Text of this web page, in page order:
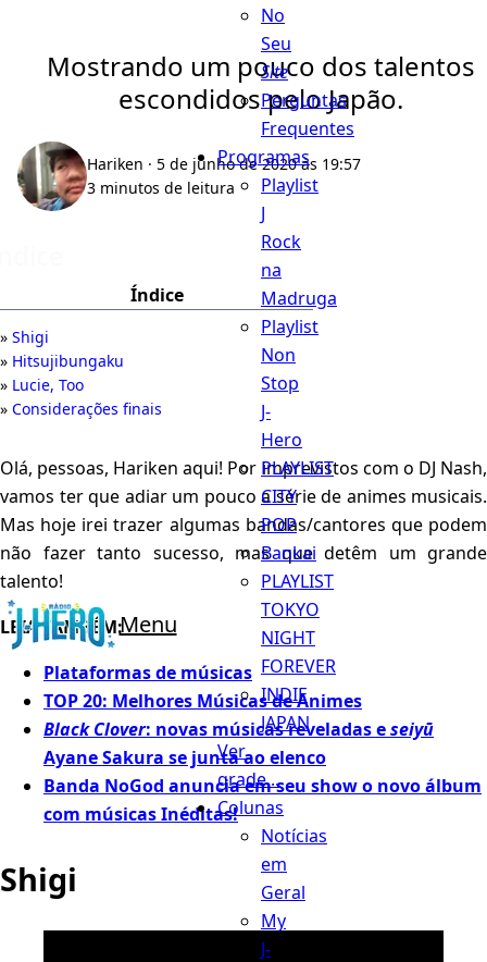
Menu
No
Seu
Site
Perguntas
Frequentes
Programas
Playlist
J
Rock
na
Madruga
Playlist
Non
Stop
J-
Hero
PLAYLIST
CITY
POP
Bankai
PLAYLIST
TOKYO
NIGHT
FOREVER
INDIE
JAPAN
Ver
grade...
Colunas
Notícias
em
Geral
My
J-
Mostrando um pouco dos talentos
escondidos pelo Japão.
Hariken · 5 de junho de 2020 às 19:57
3 minutos de leitura
Índice
Shigi
Hitsujibungaku
Lucie, Too
Considerações finais
Olá, pessoas, Hariken aqui! Por imprevistos com o DJ Nash,
vamos ter que adiar um pouco a série de animes musicais.
Mas hoje irei trazer algumas bandas/cantores que podem
não fazer tanto sucesso, mas que detêm um grande
talento!
LEIA TAMBÉM:
Plataformas de músicas
TOP 20: Melhores Músicas de Animes
Black Clover: novas músicas reveladas eseiyū
Ayane Sakura se junta ao elenco
Banda NoGod anuncia em seu show o novo álbum
com músicas Inéditas!
Shigi